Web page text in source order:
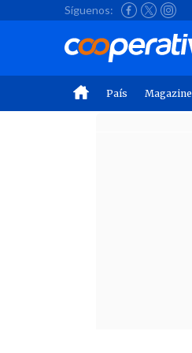
Síguenos:
País Magazine